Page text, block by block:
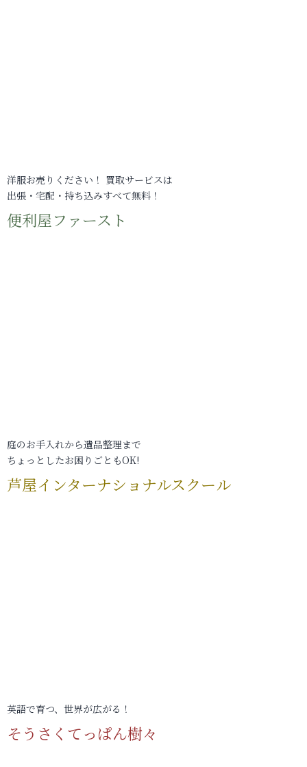
洋服お売りください！ 買取サービスは
出張・宅配・持ち込みすべて無料！
便利屋ファースト
庭のお手入れから遺品整理まで
ちょっとしたお困りごともOK!
芦屋インターナショナルスクール
英語で育つ、世界が広がる！
そうさくてっぱん樹々